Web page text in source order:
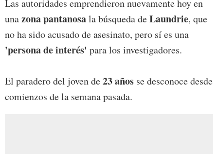
Las autoridades emprendieron nuevamente hoy en
unazona pantanosala búsqueda deLaundrie, que
no ha sido acusado de asesinato, pero sí es una
'persona de interés' para los investigadores.
El paradero del joven de23 años se desconoce desde
comienzos de la semana pasada.